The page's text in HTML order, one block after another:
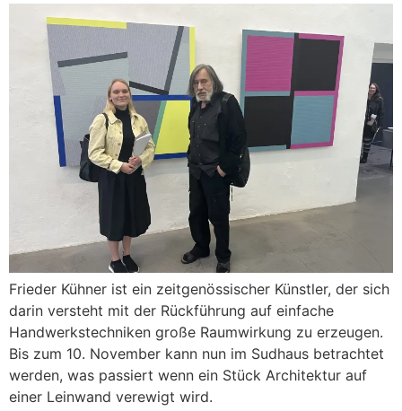
Frieder Kühner ist ein zeitgenössischer Künstler, der sich
darin versteht mit der Rückführung auf einfache
Handwerkstechniken große Raumwirkung zu erzeugen.
Bis zum 10. November kann nun im Sudhaus betrachtet
werden, was passiert wenn ein Stück Architektur auf
einer Leinwand verewigt wird.